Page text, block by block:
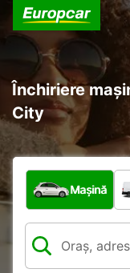
Închiriere
City
Ce tip de vehicul?
Mașină